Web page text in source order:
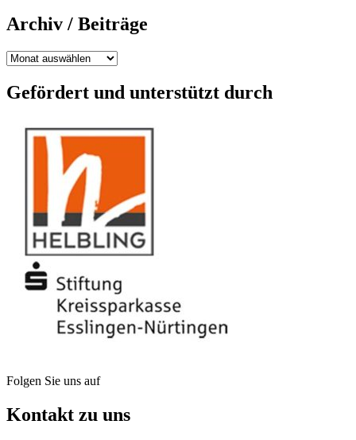
Archiv / Beiträge
Archiv
Beiträge
Gefördert und unterstützt durch
Folgen Sie uns auf
Kontakt zu uns